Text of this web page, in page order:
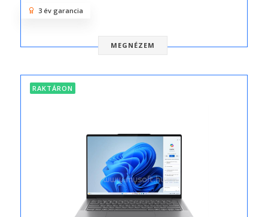
MEGNÉZEM
3 év garancia
RAKTÁRON